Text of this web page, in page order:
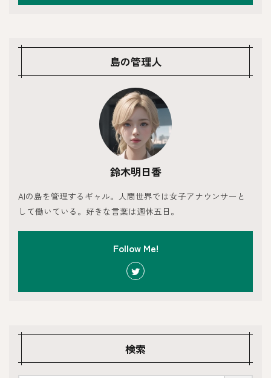
島の管理人
鈴木明日香
AIの島を管理するギャル。人間世界では女子アナウンサーと
して働いている。好きな言葉は週休五日。
Follow Me!
検索